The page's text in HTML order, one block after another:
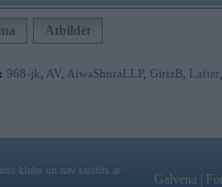
Atbildēt
968-jk AV AiwaShuraLLP, GirtzB Lafter
klubs un nav saistīts ar
Galvena